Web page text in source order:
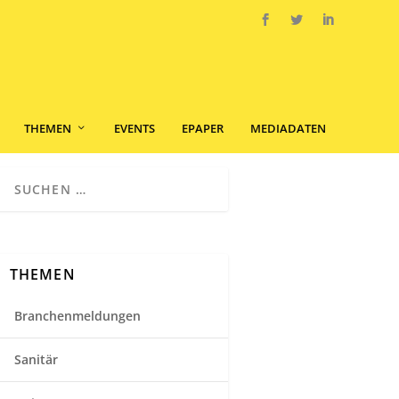
THEMEN EVENTS EPAPER MEDIADATEN
THEMEN
Branchenmeldungen
Sanitär